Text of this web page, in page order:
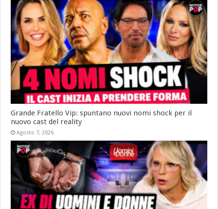
Grande Fratello Vip: spuntano nuovi nomi shock per il
nuovo cast del reality
Agosto 7, 2026